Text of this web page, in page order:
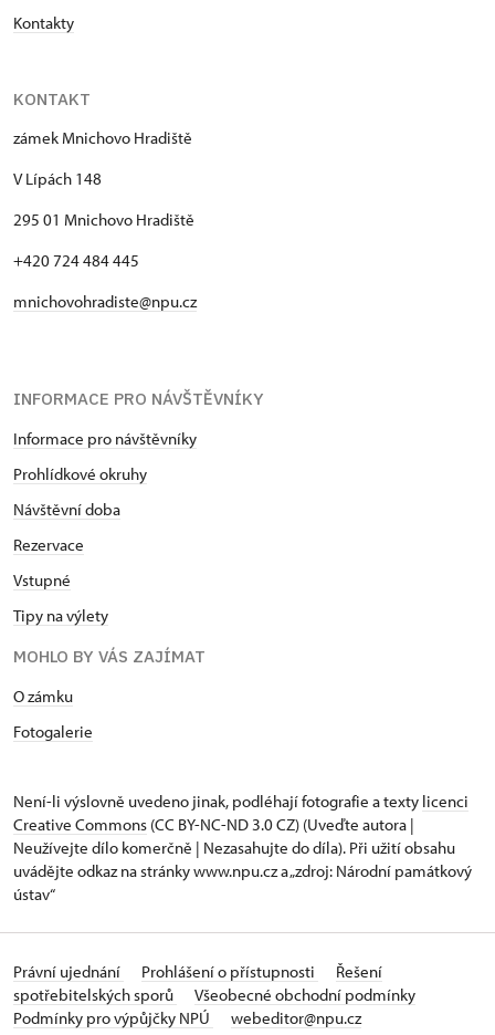
Kontakty
KONTAKT
zámek Mnichovo Hradiště
V Lípách 148
295 01 Mnichovo Hradiště
+420 724 484 445
mnichovohradiste@npu.cz
INFORMACE PRO NÁVŠTĚVNÍKY
Informace pro návštěvníky
Prohlídkové okruhy
Návštěvní doba
Rezervace
Vstupné
Tipy na výlety
MOHLO BY VÁS ZAJÍMAT
O zámku
Fotogalerie
Není-li výslovně uvedeno jinak, podléhají fotografie a texty licenci
Creative Commons (CC BY-NC-ND 3.0 CZ) (Uveďte autora |
Neužívejte dílo komerčně | Nezasahujte do díla). Při užití obsahu
uvádějte odkaz na stránky www.npu.cz a „zdroj: Národní památkový
ústav“
Právní ujednání Prohlášení o přístupnosti
Řešení
spotřebitelských sporů
Všeobecné obchodní podmínky
Podmínky pro výpůjčky NPÚ
webeditor@npu.cz